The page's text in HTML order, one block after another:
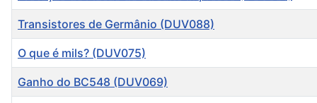
Transistores de Germânio (DUV088)
O que é mils? (DUV075)
Ganho do BC548 (DUV069)